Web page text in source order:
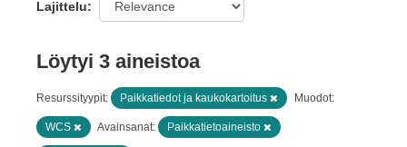
Lajittelu
Löytyi 3 aineistoa
Resurssityypit: Paikkatiedot ja kaukokartoitus Muodot:
WCS Avainsanat: Paikkatietoaineisto